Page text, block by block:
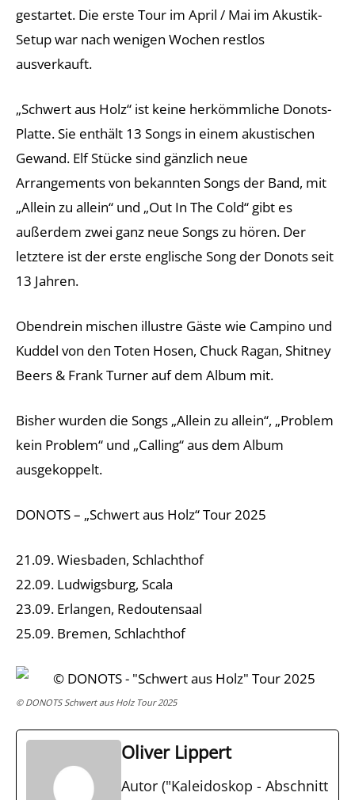
gestartet. Die erste Tour im April / Mai im Akustik-
Setup war nach wenigen Wochen restlos
ausverkauft.
„Schwert aus Holz“ ist keine herkömmliche Donots-
Platte. Sie enthält 13 Songs in einem akustischen
Gewand. Elf Stücke sind gänzlich neue
Arrangements von bekannten Songs der Band, mit
„Allein zu allein“ und „Out In The Cold“ gibt es
außerdem zwei ganz neue Songs zu hören. Der
letztere ist der erste englische Song der Donots seit
13 Jahren.
Obendrein mischen illustre Gäste wie Campino und
Kuddel von den Toten Hosen, Chuck Ragan, Shitney
Beers & Frank Turner auf dem Album mit.
Bisher wurden die Songs „Allein zu allein“, „Problem
kein Problem“ und „Calling“ aus dem Album
ausgekoppelt.
DONOTS – „Schwert aus Holz“ Tour 2025
21.09. Wiesbaden, Schlachthof
22.09. Ludwigsburg, Scala
23.09. Erlangen, Redoutensaal
25.09. Bremen, Schlachthof
© DONOTS Schwert aus Holz Tour 2025
Oliver Lippert
Autor ("Kaleidoskop - Abschnitt